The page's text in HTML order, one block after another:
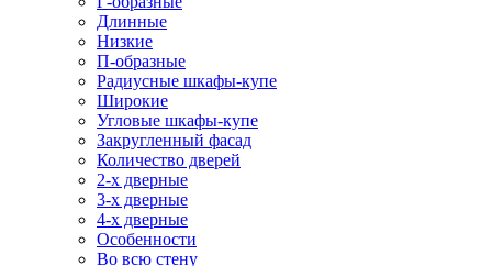
Длинные
Низкие
П-образные
Радиусные шкафы-купе
Широкие
Угловые шкафы-купе
Закругленный фасад
Количество дверей
2-х дверные
3-х дверные
4-х дверные
Особенности
Во всю стену